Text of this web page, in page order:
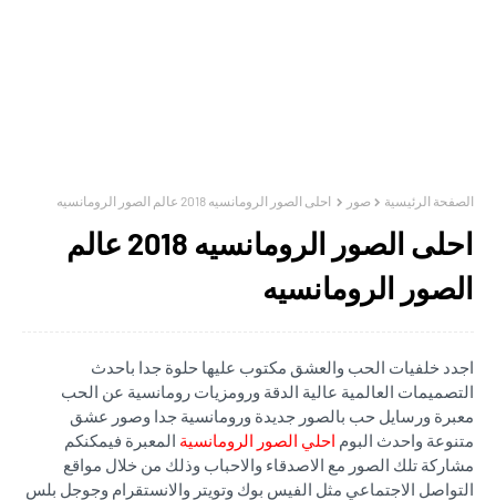
الصفحة الرئيسية صور احلى الصور الرومانسيه 2018 عالم الصور الرومانسيه
احلى الصور الرومانسيه 2018 عالم
الصور الرومانسيه
اجدد خلفيات الحب والعشق مكتوب عليها حلوة جدا باحدث
التصميمات العالمية عالية الدقة ورومزيات رومانسية عن الحب
معبرة ورسايل حب بالصور جديدة ورومانسية جدا وصور عشق
متنوعة واحدث البوم احلي الصور الرومانسية المعبرة فيمكنكم
مشاركة تلك الصور مع الاصدقاء والاحباب وذلك من خلال مواقع
التواصل الاجتماعي مثل الفيس بوك وتويتر والانستقرام وجوجل بلس